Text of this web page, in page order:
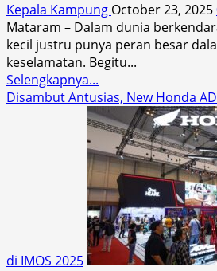
Semakin
Gagah
dan
Canggih
Kepala Kampung October 23, 2025
Mataram – Dalam dunia
kecil justru punya peran besar
keselamatan. Begitu...
Selengkapnya...
more
about
Tiga
Fitur
Kecil
Tapi
Krusial
Buat
#Cari_Aman
di
Disambut Antusias, New Honda
di IMOS 2025